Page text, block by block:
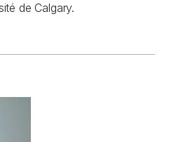
de Calgary.